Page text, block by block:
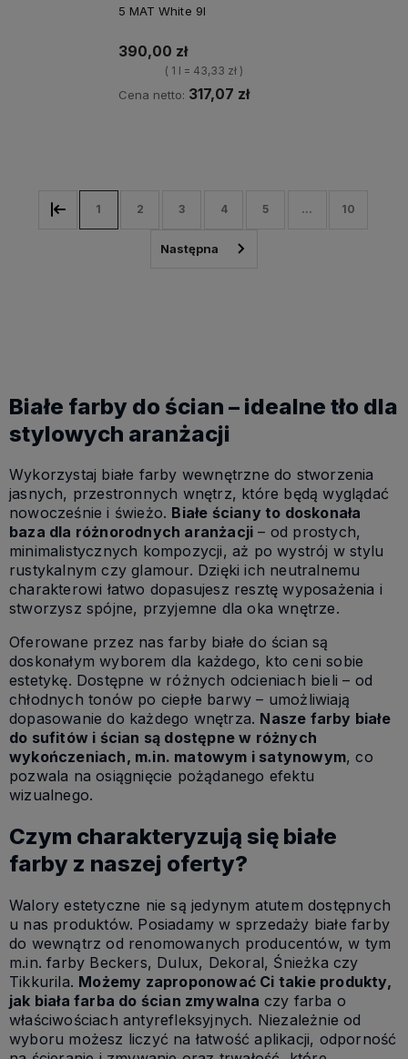
5 MAT White 9l
390,00 zł
( 1 l = 43,33 zł )
Cena netto: 317,07 zł
1 2 3 4 5 ... 10
Białe farby do ścian – idealne tło dla
stylowych aranżacji
Wykorzystaj białe farby wewnętrzne do stworzenia
jasnych, przestronnych wnętrz, które będą wyglądać
nowocześnie i świeżo. Białe ściany to doskonała
baza dla różnorodnych aranżacji – od prostych,
minimalistycznych kompozycji, aż po wystrój w stylu
rustykalnym czy glamour. Dzięki ich neutralnemu
charakterowi łatwo dopasujesz resztę wyposażenia i
stworzysz spójne, przyjemne dla oka wnętrze.
Oferowane przez nas farby białe do ścian są
doskonałym wyborem dla każdego, kto ceni sobie
estetykę. Dostępne w różnych odcieniach bieli – od
chłodnych tonów po ciepłe barwy – umożliwiają
dopasowanie do każdego wnętrza. Nasze farby białe
do sufitów i ścian są dostępne w różnych
wykończeniach, m.in. matowym i satynowym, co
pozwala na osiągnięcie pożądanego efektu
wizualnego.
Czym charakteryzują się białe
farby z naszej oferty?
Walory estetyczne nie są jedynym atutem dostępnych
u nas produktów. Posiadamy w sprzedaży białe farby
do wewnątrz od renomowanych producentów, w tym
m.in. farby Beckers, Dulux, Dekoral, Śnieżka czy
Tikkurila. Możemy zaproponować Ci takie produkty,
jak biała farba do ścian zmywalna czy farba o
właściwościach antyrefleksyjnych. Niezależnie od
wyboru możesz liczyć na łatwość aplikacji, odporność